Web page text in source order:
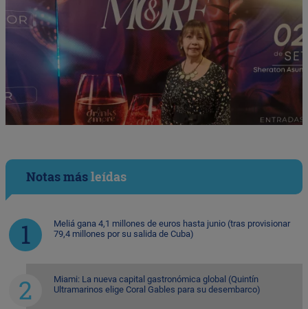
Notas másleídas
Meliá gana 4,1 millones de euros hasta junio (tras provisionar
79,4 millones por su salida de Cuba)
Miami: La nueva capital gastronómica global (Quintín
Ultramarinos elige Coral Gables para su desembarco)